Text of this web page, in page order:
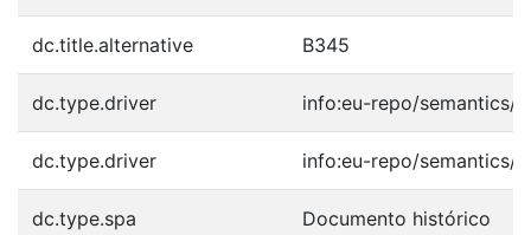
dc.title.alternative B345
dc.type.driver info:eu-repo/semantics/
dc.type.driver info:eu-repo/semantics/
dc.type.spa Documento histórico